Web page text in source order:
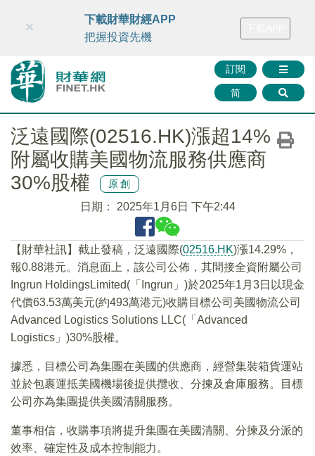
財華智庫網 FINTV FINMETA 財華證券 媒體矩陣
訂閱
简
×
下載財華財經APP
把握投資先機
泛遠國際(02516.HK)漲超14%
附屬收購美國物流服務供應商
30%股權
原創
日期： 2025年1月6日 下午2:44
【財華社訊】截止發稿，泛遠國際(02516.HK)漲14.29%，
報0.88港元。消息面上，該公司公佈，其間接全資附屬公司
Ingrun HoldingsLimited(「Ingrun」)於2025年1月3日以現金
代價63.53萬美元(約493萬港元)收購目標公司美國物流公司
Advanced Logistics Solutions LLC(「Advanced
Logistics」)30%股權。
據悉，目標公司為集團在美國的供應商，經營集裝箱貨運站
並於包裹運抵美國機場後提供攬收、分揀及倉庫服務。目標
公司亦為集團提供美國清關服務。
董事相信，收購事項將提升集團在美國清關、分揀及分派的
效率、確定性及成本控制能力。